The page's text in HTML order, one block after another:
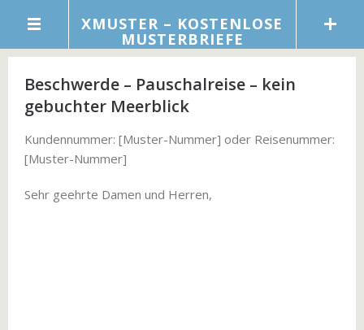
XMUSTER – KOSTENLOSE
MUSTERBRIEFE
Beschwerde – Pauschalreise – kein
gebuchter Meerblick
Kundennummer: [Muster-Nummer] oder Reisenummer:
[Muster-Nummer]
Sehr geehrte Damen und Herren,